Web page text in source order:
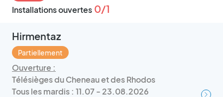
Installations ouvertes 0/1
Hirmentaz
Partiellement
Ouverture :
Télésièges du Cheneau et des Rhodos
Tous les mardis : 11.07 - 23.08.2026